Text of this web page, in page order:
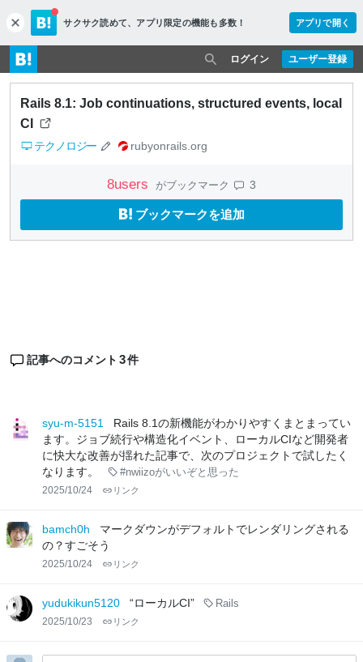
c
l
o
s
e
サクサク読めて、 アプリ限定の機能も多数！ アプリで開く
ユーザー登録
ログイン
Rails 8.1: Job continuations, structured events, local
CI
テクノロジー rubyonrails.org
8users がブックマーク 3
ブックマークを追加
記事へのコメント 3件
syu-m-5151
Rails 8.1の新機能がわかりやすくまとまってい
ます。ジョブ続行や構造化イベント、ローカルCIなど開発者
に快大な改善が揺れた記事で、次のプロジェクトで試したく
なります。
#nwiizoがいいぞと思った
2025/10/24 リンク
bamch0h
マークダウンがデフォルトでレンダリングされる
の？すごそう
2025/10/24 リンク
yudukikun5120 “ローカルCI” Rails
2025/10/23 リンク